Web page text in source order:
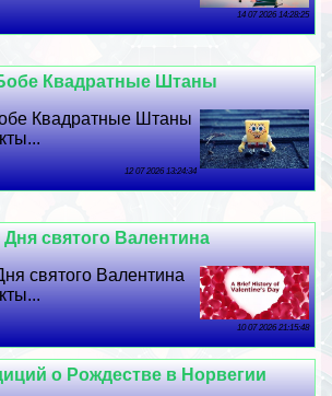
14 07 2026 14:28:25
Квадратные Штаны
Квадратные Штаны
12 07 2026 13:24:34
Дня святого Валентина
святого Валентина
10 07 2026 21:15:48
о Рождестве в Норвегии